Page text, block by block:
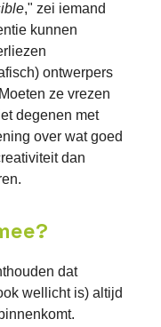
," zei iemand
kunnen
ontwerpers
ze vrezen
degenen met
over wat goed
dan
dat
wellicht is) altijd